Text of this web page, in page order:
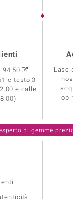
94 50
e tasto 3
e dalle
di gemme